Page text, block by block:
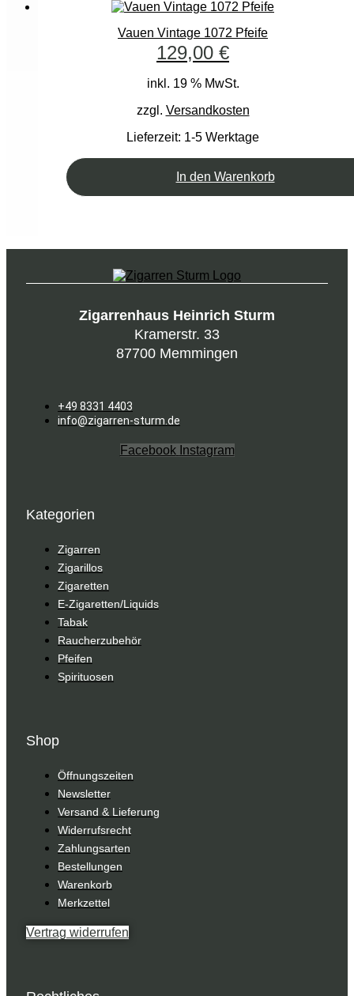
Vauen Vintage 1072 Pfeife
129,00 €
inkl. 19 % MwSt.
zzgl. Versandkosten
Lieferzeit: 1-5 Werktage
In den Warenkorb
Zigarrenhaus Heinrich Sturm
Kramerstr. 33
87700 Memmingen
+49 8331 4403
info@zigarren-sturm.de
Facebook Instagram
Kategorien
Zigarren
Zigarillos
Zigaretten
E-Zigaretten/Liquids
Tabak
Raucherzubehör
Pfeifen
Spirituosen
Shop
Öffnungszeiten
Newsletter
Versand & Lieferung
Widerrufsrecht
Zahlungsarten
Bestellungen
Warenkorb
Merkzettel
Vertrag widerrufen